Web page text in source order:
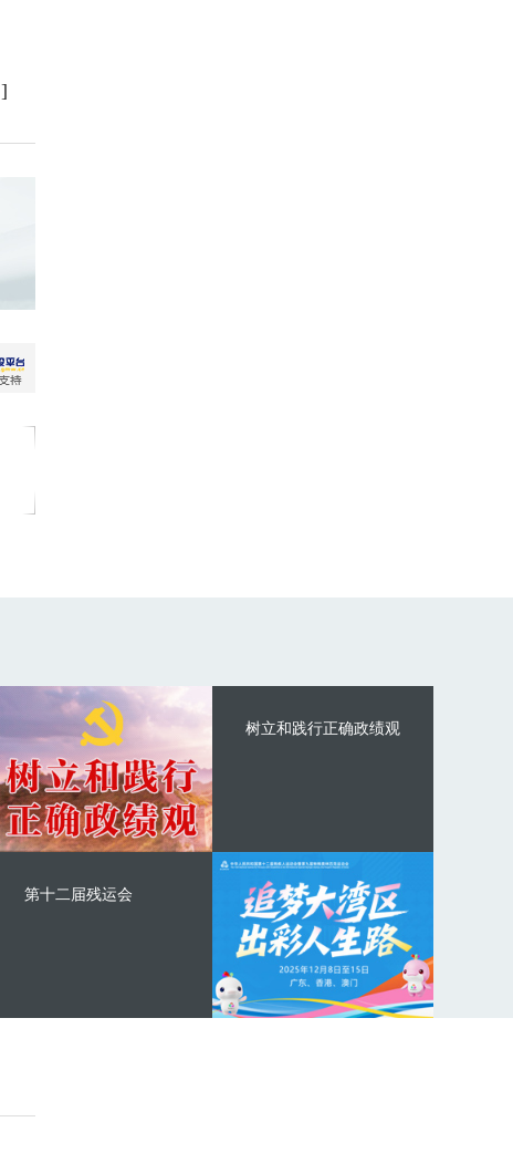
]
树立和践行正确政绩观
第十二届残运会